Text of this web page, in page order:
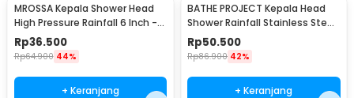
MROSSA Kepala Shower Head
High Pressure Rainfall 6 Inch -
30LYH
Rp36.500
Rp64.900 44%
+ Keranjang
BATHE PROJECT Kepala Head
Shower Rainfall Stainless Steel
Square 8Inch - 201
Rp50.500
Rp86.900 42%
+ Keranjang